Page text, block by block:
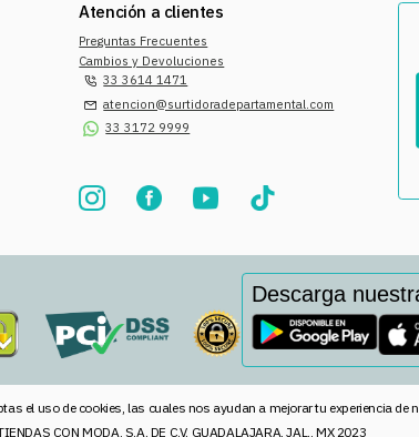
Atención a clientes
Preguntas Frecuentes
Cambios y Devoluciones
33 3614 1471
atencion@surtidoradepartamental.com
33 3172 9999
Descarga
el uso de cookies, las cuales nos ayudan a mejorar tu experiencia de
CON MODA, S.A. DE C.V. GUADALAJARA, JAL., MX 2023